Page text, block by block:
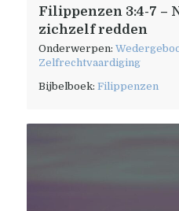
Filippenzen 3:4-7 –
zichzelf redden
Onderwerpen:
Zelfrechtvaardiging
Bijbelboek:Filippenzen